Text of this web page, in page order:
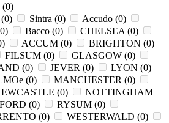
(0)
(0) Sintra (0) Accudo (0)
0) Bacco (0) CHELSEA (0)
) ACCUM (0) BRIGHTON (0)
FILSUM (0) GLASGOW (0)
(0) JEVER (0) LYON (0)
(0) MANCHESTER (0)
(0)
NOTTINGHAM
(0) RYSUM (0)
(0) WESTERWALD (0)